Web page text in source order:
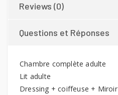
Reviews (0)
Questions et Réponses
Chambre complète adulte
Lit adulte
Dressing + coiffeuse + Miroir